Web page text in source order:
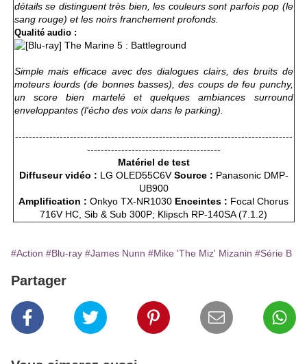
détails se distinguent très bien, les couleurs sont parfois pop (le
sang rouge) et les noirs franchement profonds.
Qualité audio :
Simple mais efficace avec des dialogues clairs, des bruits de
moteurs lourds (de bonnes basses), des coups de feu punchy,
un score bien martelé et quelques ambiances surround
enveloppantes (l'écho des voix dans le parking).
---------------------------------------------------------------------------------
---------------------------------------
Matériel de test
Diffuseur vidéo : LG OLED55C6VSource : Panasonic DMP-
UB900
Amplification : Onkyo TX-NR1030 Enceintes : Focal Chorus
716V HC, Sib & Sub 300P; Klipsch RP-140SA (7.1.2)
#Action #Blu-ray #James Nunn #Mike 'The Miz' Mizanin #Série B
Partager